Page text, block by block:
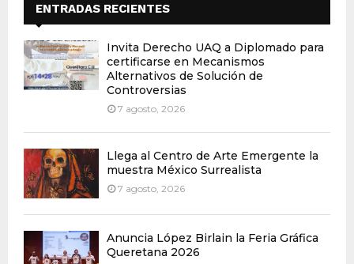
ENTRADAS RECIENTES
Invita Derecho UAQ a Diplomado para
certificarse en Mecanismos
Alternativos de Solución de
Controversias
7 agosto, 2026
Llega al Centro de Arte Emergente la
muestra México Surrealista
7 agosto, 2026
Anuncia López Birlain la Feria Gráfica
Queretana 2026